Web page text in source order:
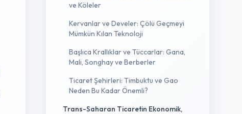
ve Köleler
Kervanlar ve Develer: Çölü Geçmeyi
Mümkün Kılan Teknoloji
Başlıca Krallıklar ve Tüccarlar: Gana,
Mali, Songhay ve Berberler
Ticaret Şehirleri: Timbuktu ve Gao
Neden Bu Kadar Önemli?
Trans-Saharan Ticaretin Ekonomik,